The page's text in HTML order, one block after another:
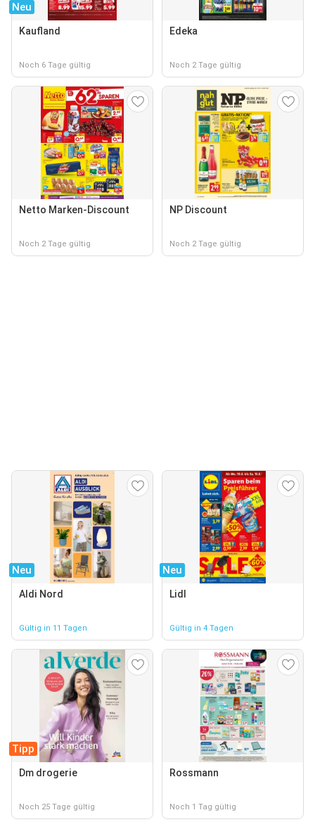
Neu
Kaufland
Noch 6 Tage gültig
Edeka
Noch 2 Tage gültig
Netto Marken-Discount
Noch 2 Tage gültig
NP Discount
Noch 2 Tage gültig
Neu
Aldi Nord
Gültig in 11 Tagen
Neu
Lidl
Gültig in 4 Tagen
Tipp
Dm drogerie
Noch 25 Tage gültig
Rossmann
Noch 1 Tag gültig